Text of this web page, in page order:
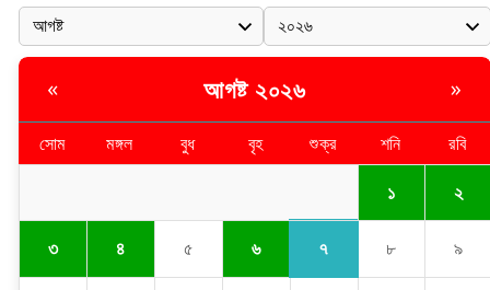
« আগষ্ট ২০২৬ »
সোম মঙ্গল বুধ বৃহ শুক্র শনি রবি
১ ২
৩ ৪ ৫ ৬ ৭ ৮ ৯